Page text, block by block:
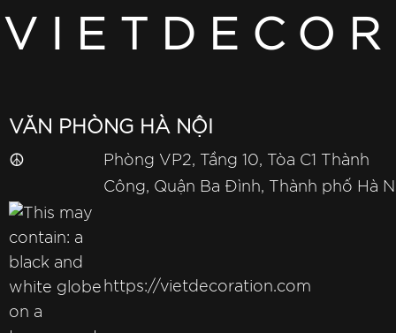
VIETDECOR
VĂN PHÒNG HÀ NỘI
☮
Phòng VP2, Tầng 10, Tòa C1 Thành
Công, Quận Ba Đình, Thành phố Hà
https://vietdecoration.com